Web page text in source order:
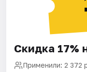
Скидка 17%
Применили: 2 372